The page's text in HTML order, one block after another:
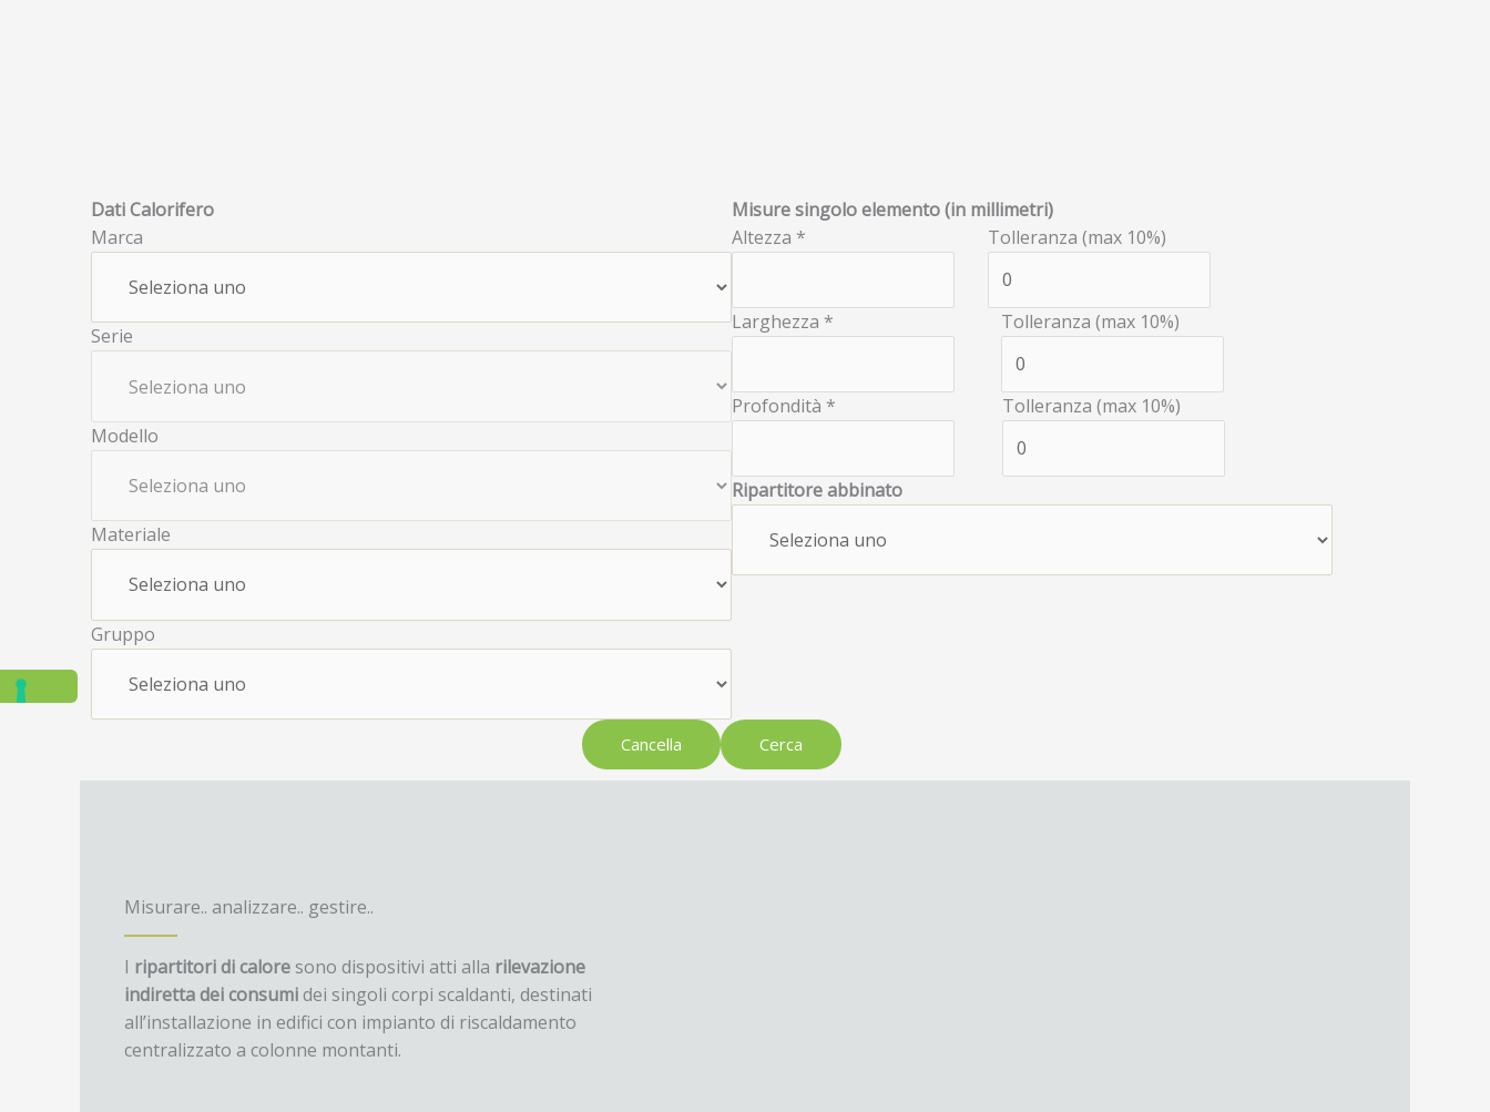
Dati Calorifero
Marca
Serie
Modello
Materiale
Gruppo
Misure singolo elemento (in millimetri)
Altezza *
Tolleranza (max 10%)
Larghezza * Tolleranza (max 10%)
Profondità * Tolleranza (max 10%)
Ripartitore abbinato
Cancella Cerca
Misurare.. analizzare.. gestire..
I ripartitori di calore sono dispositivi atti alla rilevazione
indiretta dei consumidei singoli corpi scaldanti, destinati
all’installazione in edifici con impianto di riscaldamento
centralizzato a colonne montanti.